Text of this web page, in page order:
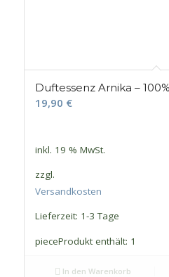
Duftessenz Arnika –
19,90 €
inkl. 19 % MwSt.
zzgl.
Versandkosten
Lieferzeit: 1-3 Tage
Produkt enthält: 1
piece
In den Warenkorb